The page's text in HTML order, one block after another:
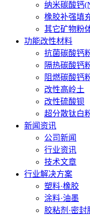
纳米碳酸钙
橡胶补强填
其它矿物粉
功能改性材料
抗菌碳酸钙
隔热碳酸钙
阻燃碳酸钙
改性高岭土
改性硫酸钡
超分散钛白
新闻资讯
公司新闻
行业资讯
技术文章
行业解决方案
塑料·橡胶
涂料·油墨
胶粘剂·密封